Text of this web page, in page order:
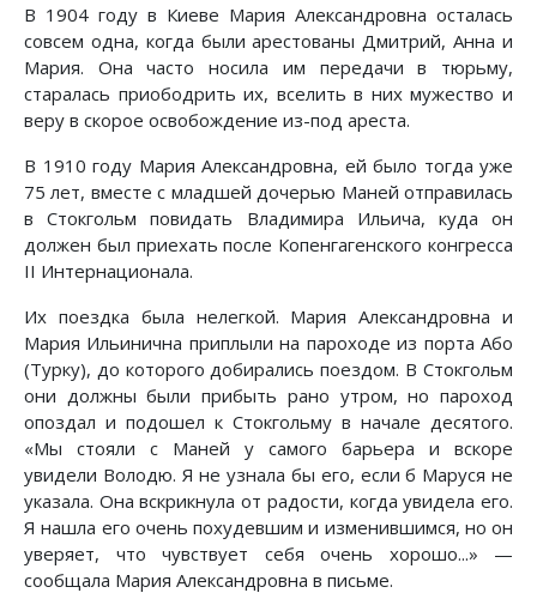
В 1904 году в Киеве Мария Александровна осталась
совсем одна, когда были арестованы Дмитрий, Анна и
Мария. Она часто носила им передачи в тюрьму,
старалась приободрить их, вселить в них мужество и
веру в скорое освобождение из-под ареста.
В 1910 году Мария Александровна, ей было тогда уже
75 лет, вместе с младшей дочерью Маней отправилась
в Стокгольм повидать Владимира Ильича, куда он
должен был приехать после Копенгагенского конгресса
II Интернационала.
Их поездка была нелегкой. Мария Александровна и
Мария Ильинична приплыли на пароходе из порта Або
(Турку), до которого добирались поездом. В Стокгольм
они должны были прибыть рано утром, но пароход
опоздал и подошел к Стокгольму в начале десятого.
«Мы стояли с Маней у самого барьера и вскоре
увидели Володю. Я не узнала бы его, если б Маруся не
указала. Она вскрикнула от радости, когда увидела его.
Я нашла его очень похудевшим и изменившимся, но он
уверяет, что чувствует себя очень хорошо...» —
сообщала Мария Александровна в письме.